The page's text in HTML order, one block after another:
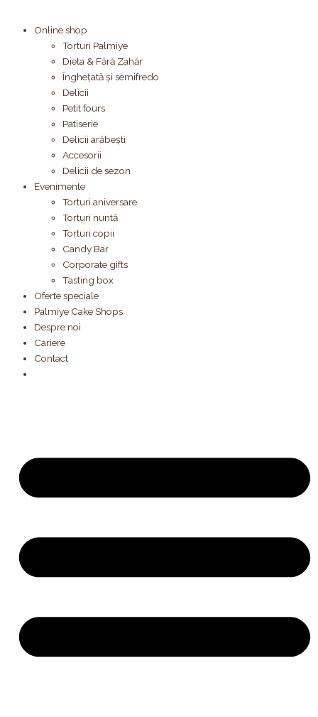
Online shop
Torturi Palmiye
Dieta & Fără Zahăr
Înghețată și semifredo
Delicii
Petit fours
Patiserie
Delicii arăbești
Accesorii
Delicii de sezon
Evenimente
Torturi aniversare
Torturi nuntă
Torturi copii
Candy Bar
Corporate gifts
Tasting box
Oferte speciale
Palmiye Cake Shops
Despre noi
Cariere
Contact